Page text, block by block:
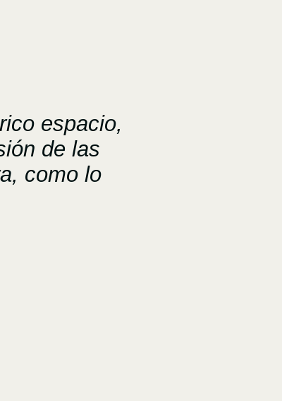
espacio,
de las
como lo